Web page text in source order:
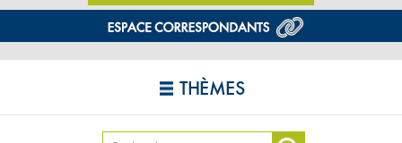
THÈMES